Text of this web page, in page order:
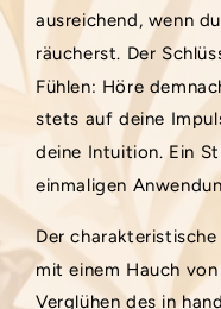
ausreichend, wenn
räucherst. Der
Fühlen: Höre
stets auf deine
deine Intuition. Ein
einmaligen
Der
mit einem Hauch
Verglühen des in